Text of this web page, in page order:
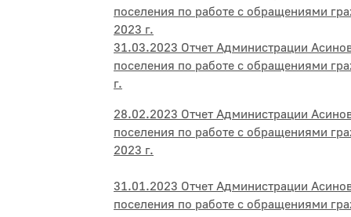
поселения по работе с обращениями
2023 г.
31.03.2023 Отчет Администрации
поселения по работе с обращениями
г.
28.02.2023 Отчет Администрации
поселения по работе с обращениями
2023 г.
31.01.2023 Отчет Администрации
поселения по работе с обращениями